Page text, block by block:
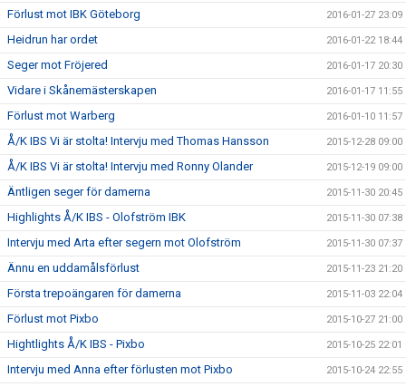
Förlust mot IBK Göteborg 2016-01-27 23:09
Heidrun har ordet 2016-01-22 18:44
Seger mot Fröjered 2016-01-17 20:30
Vidare i Skånemästerskapen 2016-01-17 11:55
Förlust mot Warberg 2016-01-10 11:57
Å/K IBS Vi är stolta! Intervju med Thomas Hansson 2015-12-28 09:00
Å/K IBS Vi är stolta! Intervju med Ronny Olander 2015-12-19 09:00
Äntligen seger för damerna 2015-11-30 20:45
Highlights Å/K IBS - Olofström IBK 2015-11-30 07:38
Intervju med Arta efter segern mot Olofström 2015-11-30 07:37
Ännu en uddamålsförlust 2015-11-23 21:20
Första trepoängaren för damerna 2015-11-03 22:04
Förlust mot Pixbo 2015-10-27 21:00
Hightlights Å/K IBS - Pixbo 2015-10-25 22:01
Intervju med Anna efter förlusten mot Pixbo 2015-10-24 22:55